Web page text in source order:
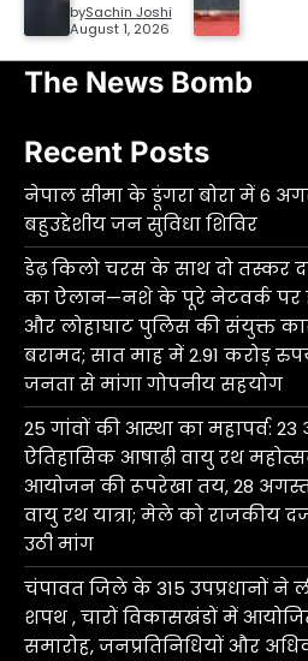
bySachin Joshi
August 1, 2026
The News Bomb
Recent Posts
नेपाल सीमा के डूंगरा बोरा में 6
बहुउद्देशीय जन सुविधा शिविर
डेढ़ किलो चरस के साथ दो तस्कर
का ऐलान—नशे के पूरे नेटवर्क पर
और लोहाघाट पुलिस की संयुक्त
बरामद; सात माह में 2.91 करोड़
जनता से मांगा गोपनीय सहयोग
25 गांवों की आस्था का महापर्व:
ऐतिहासिक आषाढ़ी वायु रथ
आयोजन की रूपरेखा तय, 28
वायु रथ यात्रा; मेले को राजकीय
उठी मांग
चंपावत जिले के 315 उपप्रधानों ने
शपथ , चारों विकासखंडों में
समारोह, जनप्रतिनिधियों और